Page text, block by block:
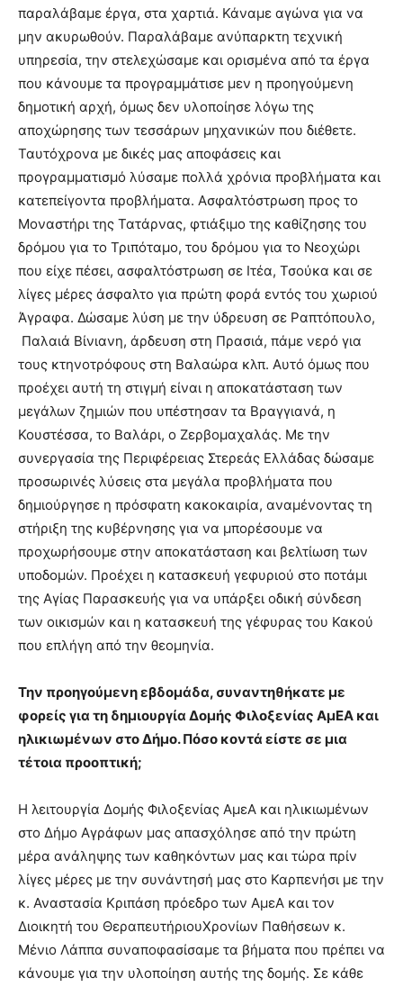
παραλάβαμε έργα, στα χαρτιά. Κάναμε αγώνα για να
μην ακυρωθούν. Παραλάβαμε ανύπαρκτη τεχνική
υπηρεσία, την στελεχώσαμε και ορισμένα από τα έργα
που κάνουμε τα προγραμμάτισε μεν η προηγούμενη
δημοτική αρχή, όμως δεν υλοποίησε λόγω της
αποχώρησης των τεσσάρων μηχανικών που διέθετε.
Ταυτόχρονα με δικές μας αποφάσεις και
προγραμματισμό λύσαμε πολλά χρόνια προβλήματα και
κατεπείγοντα προβλήματα. Ασφαλτόστρωση προς το
Μοναστήρι της Τατάρνας, φτιάξιμο της καθίζησης του
δρόμου για το Τριπόταμο, του δρόμου για το Νεοχώρι
που είχε πέσει, ασφαλτόστρωση σε Ιτέα, Τσούκα και σε
λίγες μέρες άσφαλτο για πρώτη φορά εντός του χωριού
Άγραφα. Δώσαμε λύση με την ύδρευση σε Ραπτόπουλο,
Παλαιά Βίνιανη, άρδευση στη Πρασιά, πάμε νερό για
τους κτηνοτρόφους στη Βαλαώρα κλπ. Αυτό όμως που
προέχει αυτή τη στιγμή είναι η αποκατάσταση των
μεγάλων ζημιών που υπέστησαν τα Βραγγιανά, η
Κουστέσσα, το Βαλάρι, ο Ζερβομαχαλάς. Με την
συνεργασία της Περιφέρειας Στερεάς Ελλάδας δώσαμε
προσωρινές λύσεις στα μεγάλα προβλήματα που
δημιούργησε η πρόσφατη κακοκαιρία, αναμένοντας τη
στήριξη της κυβέρνησης για να μπορέσουμε να
προχωρήσουμε στην αποκατάσταση και βελτίωση των
υποδομών. Προέχει η κατασκευή γεφυριού στο ποτάμι
της Αγίας Παρασκευής για να υπάρξει οδική σύνδεση
των οικισμών και η κατασκευή της γέφυρας του Κακού
που επλήγη από την θεομηνία.
Την προηγούμενη εβδομάδα, συναντηθήκατε με
φορείς για τη δημιουργία Δομής Φιλοξενίας ΑμΕΑ και
ηλικιωμένων στο Δήμο. Πόσο κοντά είστε σε μια
τέτοια προοπτική;
Η λειτουργία Δομής Φιλοξενίας ΑμεΑ και ηλικιωμένων
στο Δήμο Αγράφων μας απασχόλησε από την πρώτη
μέρα ανάληψης των καθηκόντων μας και τώρα πρίν
λίγες μέρες με την συνάντησή μας στο Καρπενήσι με την
κ. Αναστασία Κριπάση πρόεδρο των ΑμεΑ και τον
Διοικητή του ΘεραπευτήριουΧρονίων Παθήσεων κ.
Μένιο Λάππα συναποφασίσαμε τα βήματα που πρέπει να
κάνουμε για την υλοποίηση αυτής της δομής. Σε κάθε